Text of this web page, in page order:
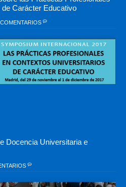
Carácter Educativo
Docencia Universitaria e